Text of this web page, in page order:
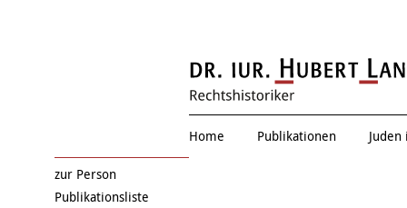
Zwischen allen
Home Publikationen
zur Person
Publikationsliste